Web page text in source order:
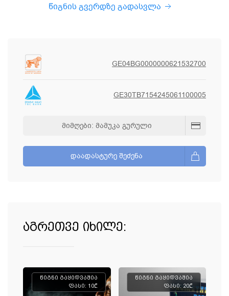
წიგნის გვერდზე გადასვლა
GE04BG0000000621532700
GE30TB7154245061100005
ᲛᲘᲛᲦᲔᲑᲘ: ᲛᲐᲛᲣᲙᲐ ᲒᲣᲠᲣᲚᲘ
ᲓᲐᲐᲓᲐᲡᲢᲣᲠᲔ ᲨᲔᲫᲔᲜᲐ
აგრეთვე იხილე:
წიგნი გაყიდვაშია
ფასი: 10₾
წიგნი გაყიდვაშია
ფასი: 20₾